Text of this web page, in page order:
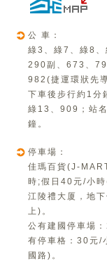
公 車：
綠3、綠7、綠8
290副、673、
982(捷運環狀先
下車後步行約1分
綠13、909；站
鐘。
停車場：
佳瑪百貨(J-
時;假日40元/小
江陵禮大厦，地
上)。
公有建國停車場
有停車格：30元/
國路)。